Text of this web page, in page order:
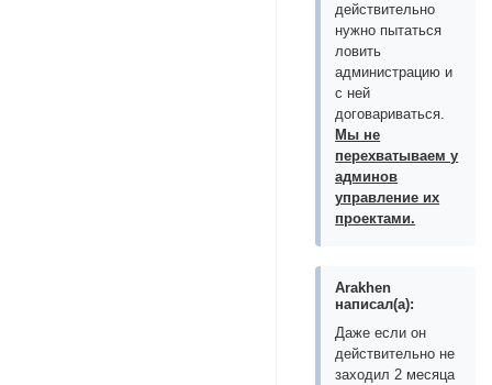
действительно
нужно пытаться
ловить
администрацию и
с ней
договариваться.
Мы не
перехватываем у
админов
управление их
проектами.
Arakhen
написал(а):
Даже если он
действительно не
заходил 2 месяца